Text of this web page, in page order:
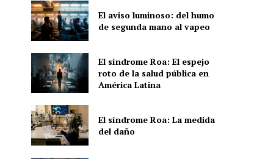
El aviso luminoso: del humo
de segunda mano al vapeo
El síndrome Roa: El espejo
roto de la salud pública en
América Latina
El síndrome Roa: La medida
del daño